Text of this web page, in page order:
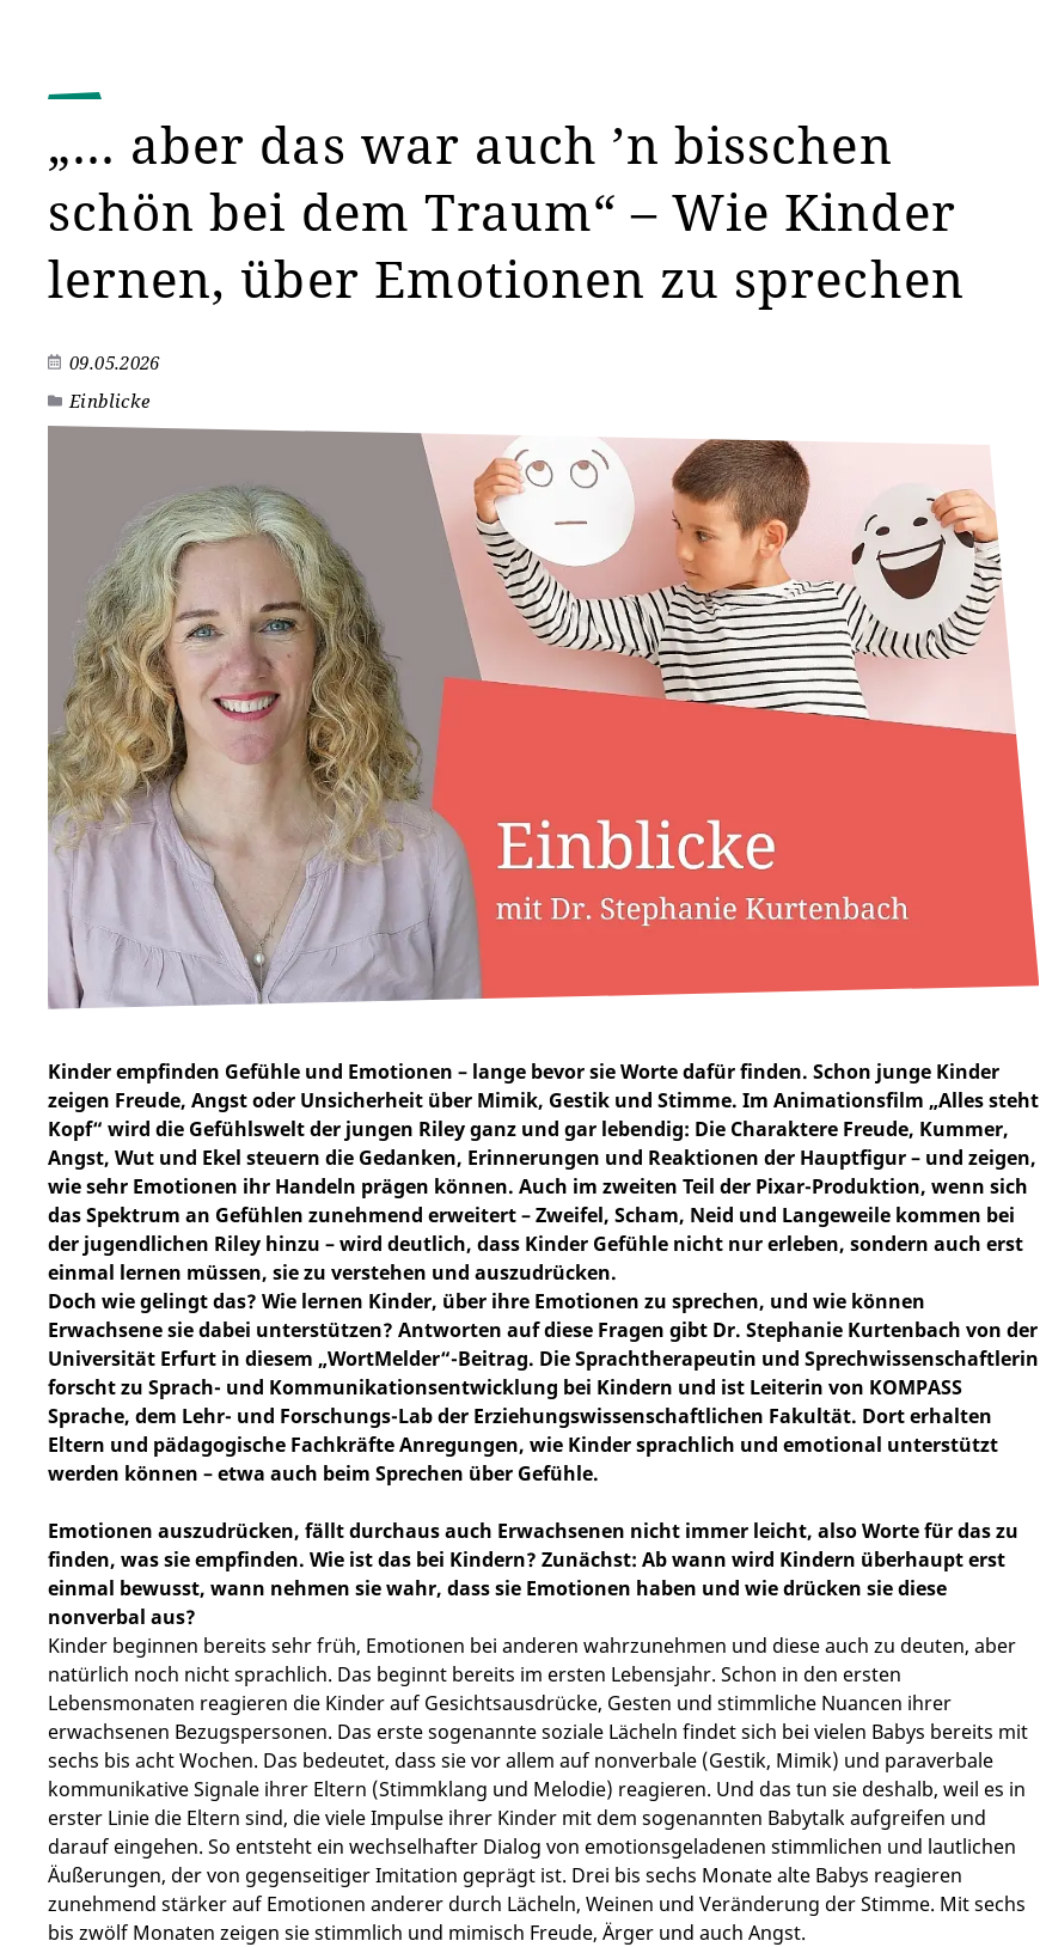
„… aber das war auch ’n bisschen
schön bei dem Traum“ – Wie Kinder
lernen, über Emotionen zu sprechen
09.05.2026
Einblicke
Kinder empfinden Gefühle und Emotionen – lange bevor sie Worte dafür finden. Schon junge Kinder
zeigen Freude, Angst oder Unsicherheit über Mimik, Gestik und Stimme. Im Animationsfilm „Alles steht
Kopf“ wird die Gefühlswelt der jungen Riley ganz und gar lebendig: Die Charaktere Freude, Kummer,
Angst, Wut und Ekel steuern die Gedanken, Erinnerungen und Reaktionen der Hauptfigur – und zeigen,
wie sehr Emotionen ihr Handeln prägen können. Auch im zweiten Teil der Pixar-Produktion, wenn sich
das Spektrum an Gefühlen zunehmend erweitert – Zweifel, Scham, Neid und Langeweile kommen bei
der jugendlichen Riley hinzu – wird deutlich, dass Kinder Gefühle nicht nur erleben, sondern auch erst
einmal lernen müssen, sie zu verstehen und auszudrücken.
Doch wie gelingt das? Wie lernen Kinder, über ihre Emotionen zu sprechen, und wie können
Erwachsene sie dabei unterstützen? Antworten auf diese Fragen gibt Dr. Stephanie Kurtenbach von der
Universität Erfurt in diesem „WortMelder“-Beitrag. Die Sprachtherapeutin und Sprechwissenschaftlerin
forscht zu Sprach- und Kommunikationsentwicklung bei Kindern und ist Leiterin von KOMPASS
Sprache, dem Lehr- und Forschungs-Lab der Erziehungswissenschaftlichen Fakultät. Dort erhalten
Eltern und pädagogische Fachkräfte Anregungen, wie Kinder sprachlich und emotional unterstützt
werden können – etwa auch beim Sprechen über Gefühle.
Emotionen auszudrücken, fällt durchaus auch Erwachsenen nicht immer leicht, also Worte für das zu
finden, was sie empfinden. Wie ist das bei Kindern? Zunächst: Ab wann wird Kindern überhaupt erst
einmal bewusst, wann nehmen sie wahr, dass sie Emotionen haben und wie drücken sie diese
nonverbal aus?
Kinder beginnen bereits sehr früh, Emotionen bei anderen wahrzunehmen und diese auch zu deuten, aber
natürlich noch nicht sprachlich. Das beginnt bereits im ersten Lebensjahr. Schon in den ersten
Lebensmonaten reagieren die Kinder auf Gesichtsausdrücke, Gesten und stimmliche Nuancen ihrer
erwachsenen Bezugspersonen. Das erste sogenannte soziale Lächeln findet sich bei vielen Babys bereits mit
sechs bis acht Wochen. Das bedeutet, dass sie vor allem auf nonverbale (Gestik, Mimik) und paraverbale
kommunikative Signale ihrer Eltern (Stimmklang und Melodie) reagieren. Und das tun sie deshalb, weil es in
erster Linie die Eltern sind, die viele Impulse ihrer Kinder mit dem sogenannten Babytalk aufgreifen und
darauf eingehen. So entsteht ein wechselhafter Dialog von emotionsgeladenen stimmlichen und lautlichen
Äußerungen, der von gegenseitiger Imitation geprägt ist. Drei bis sechs Monate alte Babys reagieren
zunehmend stärker auf Emotionen anderer durch Lächeln, Weinen und Veränderung der Stimme. Mit sechs
bis zwölf Monaten zeigen sie stimmlich und mimisch Freude, Ärger und auch Angst.